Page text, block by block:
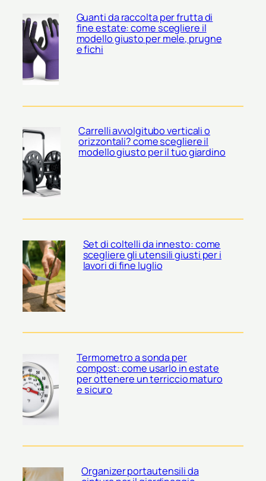
Guanti da raccolta per frutta di
fine estate: come scegliere il
modello giusto per mele, prugne
e fichi
Carrelli avvolgitubo verticali o
orizzontali? come scegliere il
modello giusto per il tuo giardino
Set di coltelli da innesto: come
scegliere gli utensili giusti per i
lavori di fine luglio
Termometro a sonda per
compost: come usarlo in estate
per ottenere un terriccio maturo
e sicuro
Organizer portautensili da